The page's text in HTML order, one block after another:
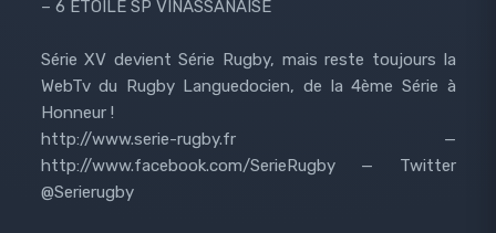
– 6 ETOILE SP VINASSANAISE
Série XV devient Série Rugby, mais reste toujours la
WebTv du Rugby Languedocien, de la 4ème Série à
Honneur !
http://www.serie-rugby.fr —
http://www.facebook.com/SerieRugby — Twitter
@Serierugby